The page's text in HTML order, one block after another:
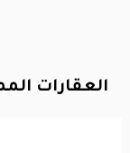
العقارات